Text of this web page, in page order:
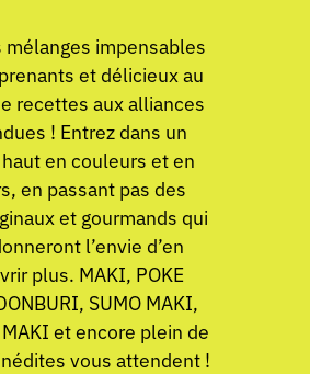
mélanges impensables
et délicieux au
recettes aux alliances
! Entrez dans un
en couleurs et en
en passant pas des
et gourmands qui
l’envie d’en
plus. MAKI, POKE
SUMO MAKI,
MAKI et encore plein de
vous attendent !